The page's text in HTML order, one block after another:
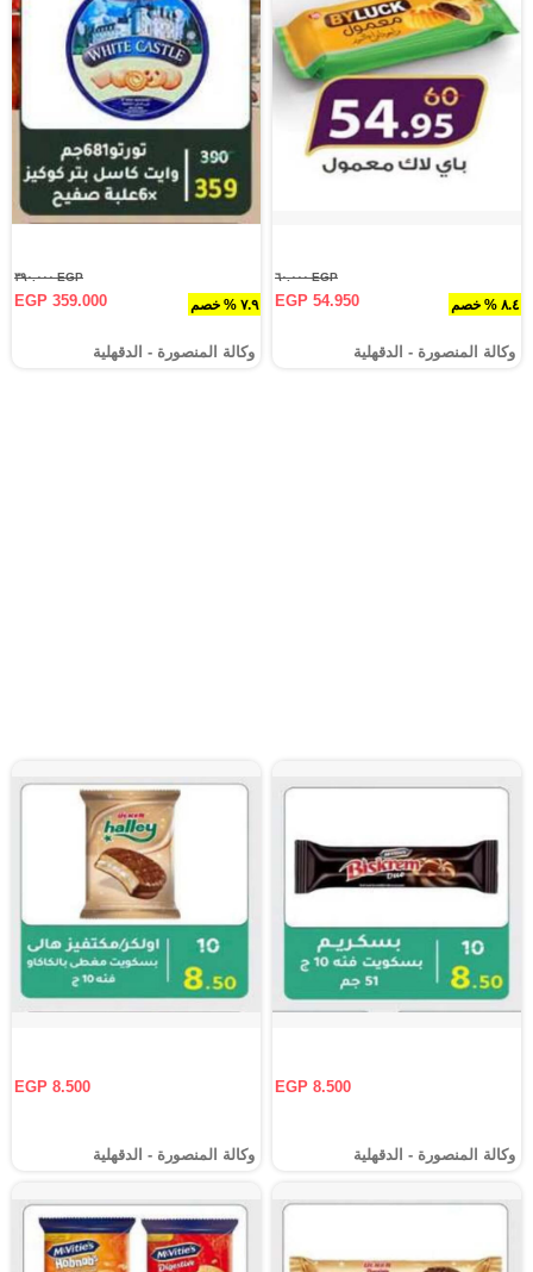
٨.٤ % خصم
EGP ٦٠.٠٠٠
EGP 54.950
وكالة المنصورة - الدقهلية‎
٧.٩ % خصم
EGP ٣٩٠.٠٠٠
EGP 359.000
وكالة المنصورة - الدقهلية‎
EGP 8.500
وكالة المنصورة - الدقهلية‎
EGP 8.500
وكالة المنصورة - الدقهلية‎